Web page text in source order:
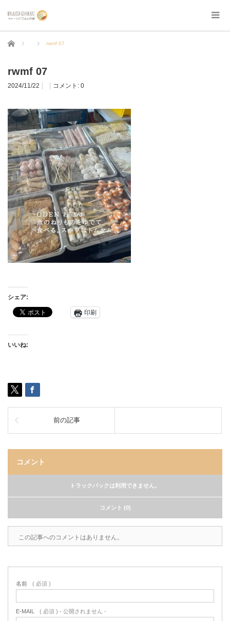
ホーム rwmf 07
rwmf 07
2024/11/22 コメント: 0
シェア:
印刷
いいね:
前の記事
コメント
トラックバックは利用できません。
コメント (0)
この記事へのコメントはありません。
名前 ( 必須 )
E-MAIL ( 必須 ) - 公開されません -